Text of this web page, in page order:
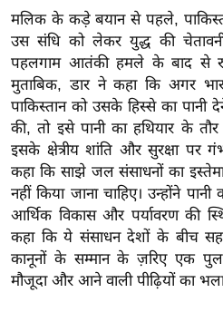
डि
या
सा
हि
त्य
ज
ग
त
ऑ
टो
व
र्ल्ड
मलिक के कड़े बयान से पहले,
उस संधि को लेकर युद्ध की
पहलगाम आतंकी हमले के बाद से
मुताबिक, डार ने कहा कि अगर
पाकिस्तान को उसके हिस्से का पानी
की, तो इसे पानी का हथियार के
इसके क्षेत्रीय शांति और सुरक्षा पर
कहा कि साझे जल संसाधनों का
नहीं किया जाना चाहिए। उन्होंने पानी
आर्थिक विकास और पर्यावरण की
कहा कि ये संसाधन देशों के बीच
कानूनों के सम्मान के ज़रिए एक
मौजूदा और आने वाली पीढ़ियों का